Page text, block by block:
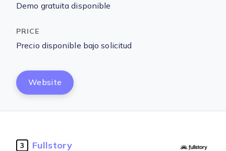
Demo gratuita disponible
Precio disponible bajo solicitud
Website
3 Fullstory